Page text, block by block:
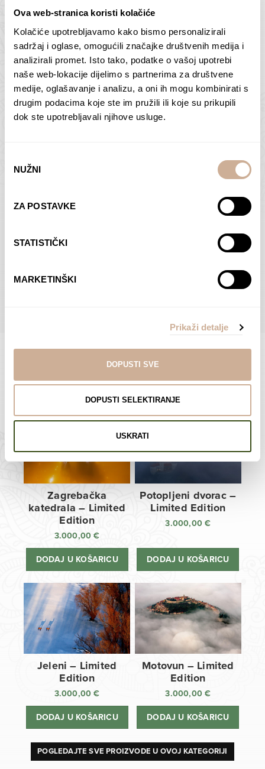
Ova web-stranica koristi kolačiće
Kolačiće upotrebljavamo kako bismo personalizirali
sadržaj i oglase, omogućili značajke društvenih medija i
analizirali promet. Isto tako, podatke o vašoj upotrebi
naše web-lokacije dijelimo s partnerima za društvene
medije, oglašavanje i analizu, a oni ih mogu kombinirati s
drugim podacima koje ste im pružili ili koje su prikupili
dok ste upotrebljavali njihove usluge.
pristanka
NUŽNI
ZA POSTAVKE
STATISTIČKI
MARKETINŠKI
Prikaži detalje
DOPUSTI SVE
DOPUSTI SELEKTIRANJE
USKRATI
Butan – ljudi 2
75,00€ – 138,00€Raspon
cijena:
od
75,00 €
138,00 €
ODABERI OPCIJE
Antarktika – krajolik
2
75,00€ – 138,00€Raspon
cijena:
od
ODABERI OPCIJE
Dolac
ODABERI OPCIJE
Moreškanti – sjena
€Raspon
od
75,00 €
do
138,00 €
ODABERI OPCIJE
POGLEDAJTE SVE PROIZVODE U OVOJ KATEGORIJI
Limited Edition Fotografije
Zagrebačka
katedrala – Limited
Edition
3.000,00€
DODAJ U KOŠARICU
Potopljeni dvorac –
Limited Edition
3.000,00€
DODAJ U KOŠARICU
Jeleni – Limited
Edition
3.000,00€
DODAJ U KOŠARICU
Motovun – Limited
Edition
3.000,00€
DODAJ U KOŠARICU
POGLEDAJTE SVE PROIZVODE U OVOJ KATEGORIJI